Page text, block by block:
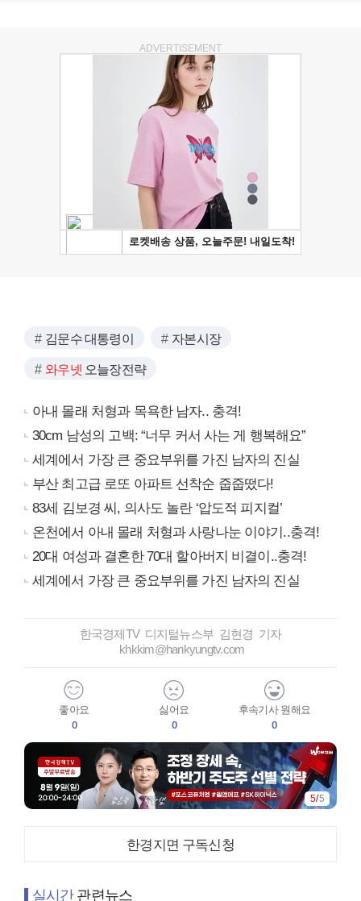
ADVERTISEMENT
김문수 대통령이 자본시장
와우넷 오늘장전략
아내 몰래 처형과 목욕한 남자.. 충격!
30cm 남성의 고백: “너무 커서 사는 게 행복해요”
세계에서 가장 큰 중요부위를 가진 남자의 진실
부산 최고급 로또 아파트 선착순 줍줍떴다!
83세 김보경 씨, 의사도 놀란 ‘압도적 피지컬’
온천에서 아내 몰래 처형과 사랑나눈 이야기..충격!
20대 여성과 결혼한 70대 할아버지 비결이..충격!
세계에서 가장 큰 중요부위를 가진 남자의 진실
한국경제TV 디지털뉴스부 김현경 기자
khkkim@hankyungtv.com
좋아요
0
싫어요
0
후속기사 원해요
0
5/5
한경지면 구독신청
실시간관련뉴스